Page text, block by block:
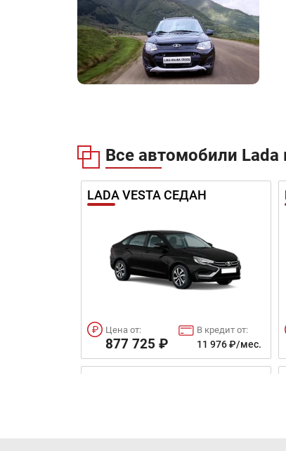
Все автомобили Lada
LADA VESTA СЕДАН
Цена от:
877 725 ₽
В кредит от:
11 976 ₽/мес.